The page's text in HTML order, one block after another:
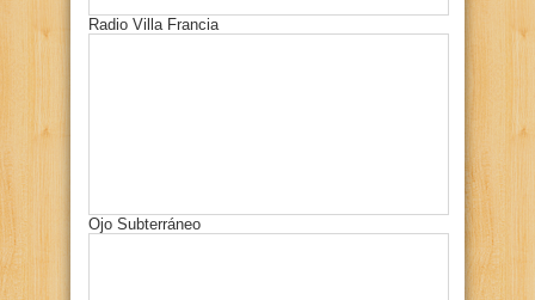
Radio Villa Francia
Ojo Subterráneo